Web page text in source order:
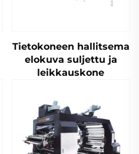
Tietokoneen hallitsema
elokuva suljettu ja
leikkauskone